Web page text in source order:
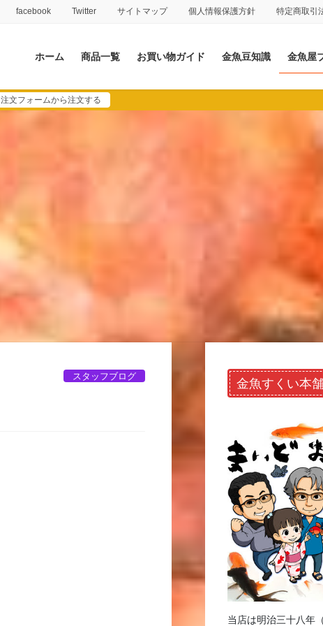
facebook Twitter サイトマップ 個人情報保護方針 特定商取引
ホーム 商品一覧 お買い物ガイド 金魚豆知識 金魚屋
注文フォームから注文する
スタッフブログ
金魚すくい本
当店は明治三十八年